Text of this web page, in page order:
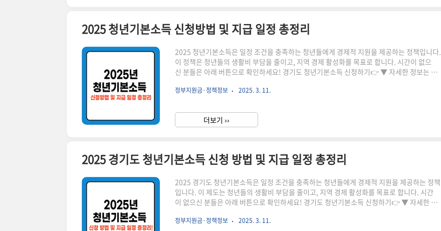
2025 청년기본소득 신청방법 및 지급 일정 총정리
2025 청년기본소득은 일정 조건을 충족하는 청년들에게 경제적 지원을 제공하는 정책입니다.
이 정책은 청년들의 생활비 부담을 줄이고, 지역 경제 활성화를 목표로 합니다. 시간이 없으
신 분들은 아래 버튼으로 확인하세요! 경기도 청년기본소득 신청하기👉 ▼ 자세한 정보는 아
24세 청년지원 금액: 연 100만 원 (분기별 25만 원 지급)사용처: 지역화폐 형태로 지급, 지역
니다.신청 기간 확인: 분기별 신청이 진행되며, 2025년 1분기 신청 일정은 3월 초 예정온라인
신청: 청년기본소득 신청 홈페이지에서 접수서류 제출: ..
정부지원금·정책정보 2025. 3. 11.
더보기 ››
2025 경기도 청년기본소득 신청 방법 및 지급 일정 총정리
2025 경기도 청년기본소득은 일정 조건을 충족하는 청년들에게 경제적 지원을 제공하는 정책
입니다. 이 제도는 청년들의 생활비 부담을 줄이고, 지역 경제 활성화를 목표로 합니다. 시간
이 없으신 분들은 아래 버튼으로 확인하세요! 경기도 청년기본소득 신청하기👉 ▼ 자세한 정
청년지원 금액: 연 100만 원 (분기별 25만 원 지급)사용처: 경기지역화폐 형태로 지급, 경기도
정부지원금·정책정보 2025. 3. 11.